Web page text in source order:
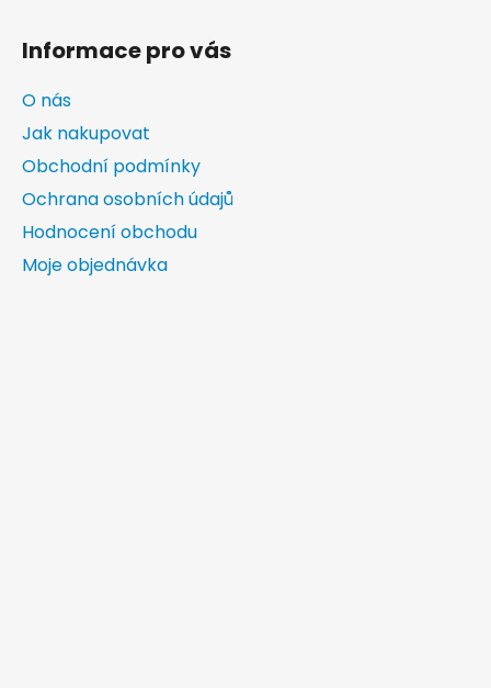
Informace pro vás
O nás
Jak nakupovat
Obchodní podmínky
Ochrana osobních údajů
Hodnocení obchodu
Moje objednávka